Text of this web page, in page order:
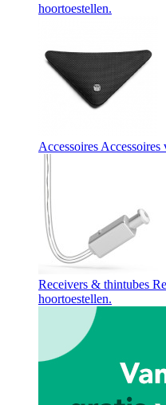
hoortoestellen.
Accessoires Accessoires
Receivers & thintubes
hoortoestellen.